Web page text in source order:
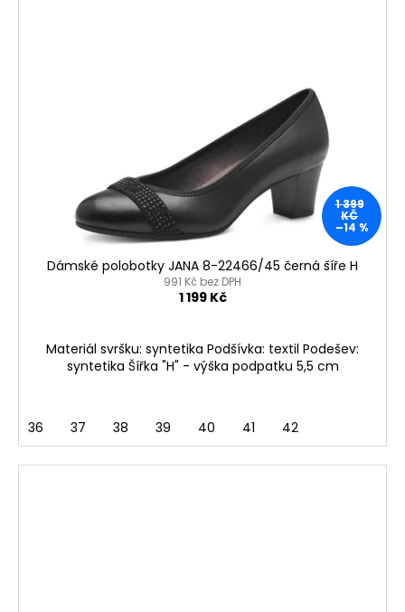
1 399
KČ
–14 %
Dámské polobotky JANA 8-22466/45 černá šíře H
991 Kč bez DPH
1 199 Kč
Materiál svršku: syntetika Podšívka: textil Podešev:
syntetika Šířka "H" - výška podpatku 5,5 cm
36 37 38 39 40 41 42